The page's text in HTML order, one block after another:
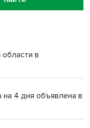
в
на 4 дня объявлена в